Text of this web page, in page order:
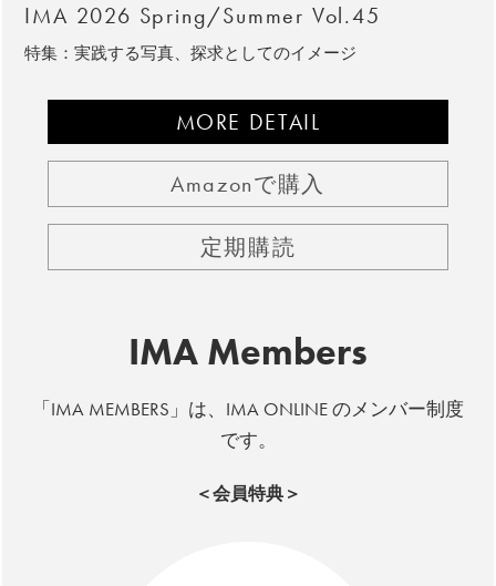
IMA 2026 Spring/Summer Vol.45
特集：実践する写真、探求としてのイメージ
MORE DETAIL
Amazonで購入
定期購読
IMA Members
「IMA MEMBERS」は、IMA ONLINE のメンバー制度
です。
＜会員特典＞